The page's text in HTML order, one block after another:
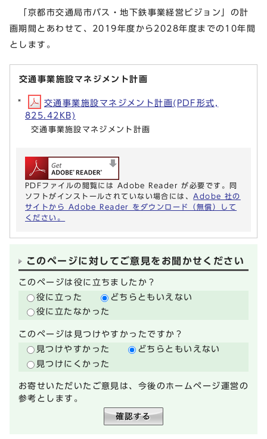
「京都市交通局市バス・地下鉄事業経営ビジョン」の計
画期間とあわせて、2019年度から2028年度までの10年間
とします。
交通事業施設マネジメント計画
交通事業施設マネジメント計画(PDF形式,
825.42KB)
交通事業施設マネジメント計画
PDFファイルの閲覧には Adobe Reader が必要です。同
ソフトがインストールされていない場合には、 Adobe 社の
サイトから Adobe Reader をダウンロード（無償）して
ください。
このページに対してご意見をお聞かせください
このページは役に立ちましたか？
役に立った
どちらともいえない
役に立たなかった
このページは見つけやすかったですか？
見つけやすかった
どちらともいえない
見つけにくかった
お寄せいただいたご意見は、今後のホームページ運営の
参考とします。